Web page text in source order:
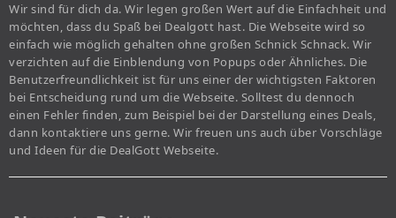
Wir sind für dich da. Wir legen großen Wert auf die Einfachheit und
möchten, dass du Spaß bei Dealgott hast. Die Webseite wird so
einfach wie möglich gehalten ohne großen Schnick Schnack. Wir
verzichten auf die Einblendung von Popups oder Ähnliches. Die
Benutzerfreundlichkeit ist für uns einer der wichtigsten Faktoren
bei Entscheidung rund um die Webseite. Solltest du dennoch
einen Fehler finden, zum Beispiel bei der Darstellung eines Deals,
dann kontaktiere uns gerne. Wir freuen uns auch über Vorschläge
und Ideen für die DealGott Webseite.